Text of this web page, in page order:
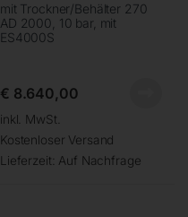
mit Trockner/Behälter 270
AD 2000, 10 bar, mit
ES4000S
€ 8.640,00
inkl. MwSt.
Kostenloser Versand
Lieferzeit: Auf Nachfrage